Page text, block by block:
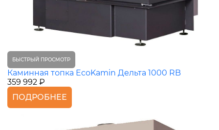
БЫСТРЫЙ ПРОСМОТР
Каминная топка EcoKamin Дельта 1000 RB
359 992 ₽
ПОДРОБНЕЕ